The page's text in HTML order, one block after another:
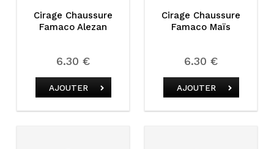
Cirage Chaussure
Famaco Alezan
6.30 €
AJOUTER
Cirage Chaussure
Famaco Maïs
6.30 €
AJOUTER